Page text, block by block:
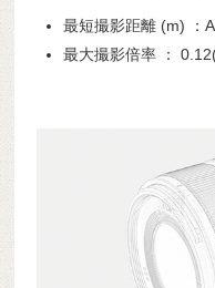
最短撮影距離 (m) ：
最大撮影倍率 ：